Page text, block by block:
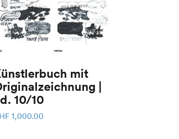
mit
|
10/10
1,000.00